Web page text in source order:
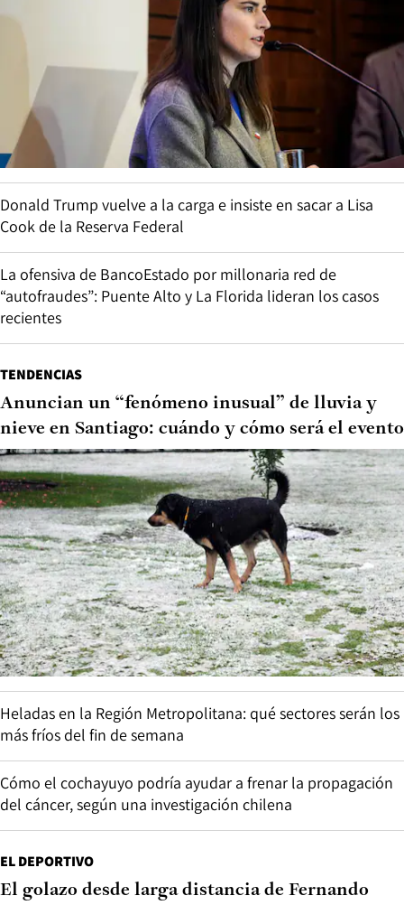
Donald Trump vuelve a la carga e insiste en sacar a Lisa
Cook de la Reserva Federal
La ofensiva de BancoEstado por millonaria red de
“autofraudes”: Puente Alto y La Florida lideran los casos
recientes
TENDENCIAS
Anuncian un “fenómeno inusual” de lluvia y
nieve en Santiago: cuándo y cómo será el evento
Heladas en la Región Metropolitana: qué sectores serán los
más fríos del fin de semana
Cómo el cochayuyo podría ayudar a frenar la propagación
del cáncer, según una investigación chilena
EL DEPORTIVO
El golazo desde larga distancia de Fernando